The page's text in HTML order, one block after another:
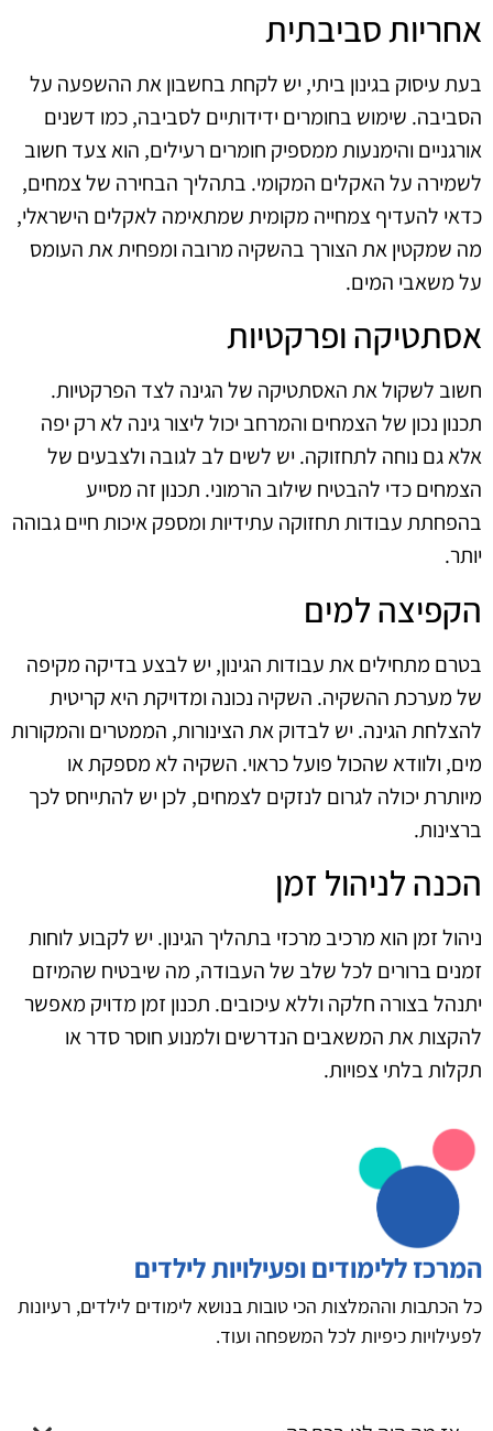
אחריות סביבתית
בעת עיסוק בגינון ביתי, יש לקחת בחשבון את ההשפעה על
הסביבה. שימוש בחומרים ידידותיים לסביבה, כמו דשנים
אורגניים והימנעות ממספיק חומרים רעילים, הוא צעד חשוב
לשמירה על האקלים המקומי. בתהליך הבחירה של צמחים,
כדאי להעדיף צמחייה מקומית שמתאימה לאקלים הישראלי,
מה שמקטין את הצורך בהשקיה מרובה ומפחית את העומס
על משאבי המים.
אסתטיקה ופרקטיות
חשוב לשקול את האסתטיקה של הגינה לצד הפרקטיות.
תכנון נכון של הצמחים והמרחב יכול ליצור גינה לא רק יפה
אלא גם נוחה לתחזוקה. יש לשים לב לגובה ולצבעים של
הצמחים כדי להבטיח שילוב הרמוני. תכנון זה מסייע
בהפחתת עבודות תחזוקה עתידיות ומספק איכות חיים גבוהה
יותר.
הקפיצה למים
בטרם מתחילים את עבודות הגינון, יש לבצע בדיקה מקיפה
של מערכת ההשקיה. השקיה נכונה ומדויקת היא קריטית
להצלחת הגינה. יש לבדוק את הצינורות, הממטרים והמקורות
מים, ולוודא שהכול פועל כראוי. השקיה לא מספקת או
מיותרת יכולה לגרום לנזקים לצמחים, לכן יש להתייחס לכך
ברצינות.
הכנה לניהול זמן
ניהול זמן הוא מרכיב מרכזי בתהליך הגינון. יש לקבוע לוחות
זמנים ברורים לכל שלב של העבודה, מה שיבטיח שהמיזם
יתנהל בצורה חלקה וללא עיכובים. תכנון זמן מדויק מאפשר
להקצות את המשאבים הנדרשים ולמנוע חוסר סדר או
תקלות בלתי צפויות.
המרכז ללימודים ופעילויות לילדים
כל הכתבות וההמלצות הכי טובות בנושא לימודים לילדים, רעיונות
לפעילויות כיפיות לכל המשפחה ועוד.